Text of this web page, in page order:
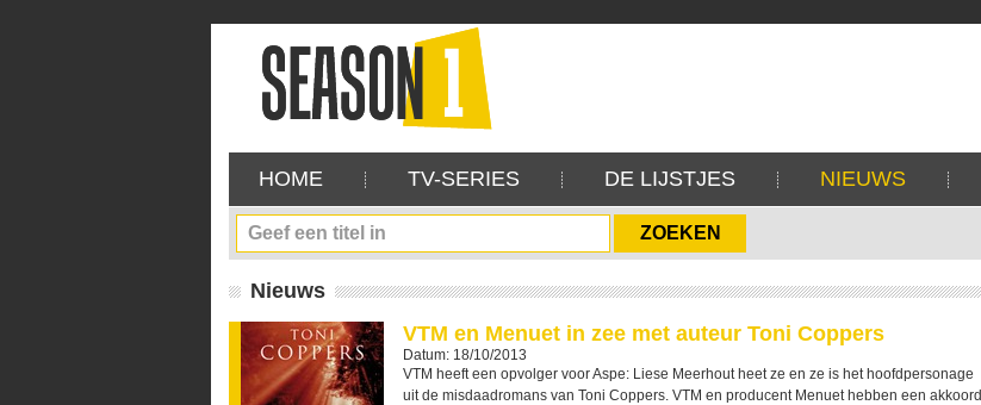
HOME TV-SERIES DE LIJSTJES NIEUWS
Nieuws
VTM en Menuet in zee met auteur Toni Coppers
Datum: 18/10/2013
VTM heeft een opvolger voor Aspe: Liese Meerhout heet ze en ze is het hoofdpersonage
uit de misdaadromans van Toni Coppers. VTM en producent Menuet hebben een akkoord